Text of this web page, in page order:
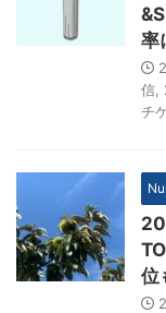
率
信
チ
位